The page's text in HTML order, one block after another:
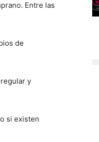
Entre las
de
y
si existen